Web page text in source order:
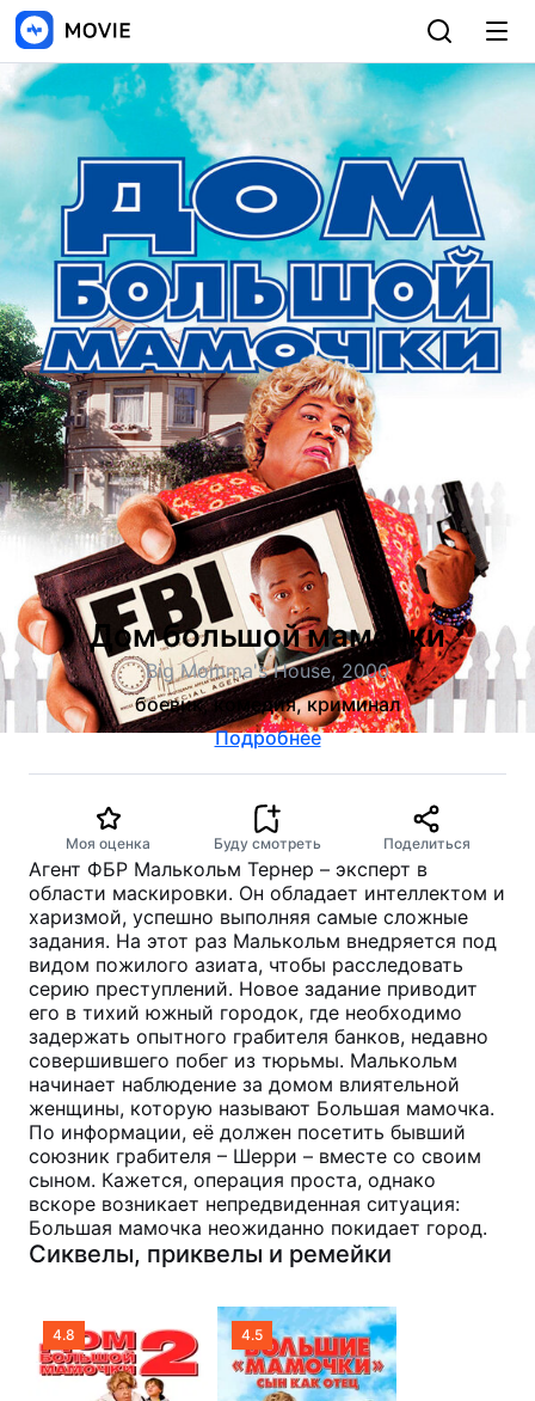
Дом большой мамочки
Big Momma's House, 2000
боевик, комедия, криминал
Подробнее
Моя оценка Буду смотреть Поделиться
Агент ФБР Малькольм Тернер – эксперт в
области маскировки. Он обладает интеллектом и
харизмой, успешно выполняя самые сложные
задания. На этот раз Малькольм внедряется под
видом пожилого азиата, чтобы расследовать
серию преступлений. Новое задание приводит
его в тихий южный городок, где необходимо
задержать опытного грабителя банков, недавно
совершившего побег из тюрьмы. Малькольм
начинает наблюдение за домом влиятельной
женщины, которую называют Большая мамочка.
По информации, её должен посетить бывший
союзник грабителя – Шерри – вместе со своим
сыном. Кажется, операция проста, однако
вскоре возникает непредвиденная ситуация:
Большая мамочка неожиданно покидает город.
Сиквелы, приквелы и ремейки
4.8 4.5